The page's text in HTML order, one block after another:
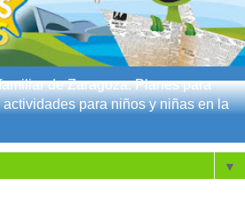
de Zaragoza. Planes para
para niños y niñas en la
▼